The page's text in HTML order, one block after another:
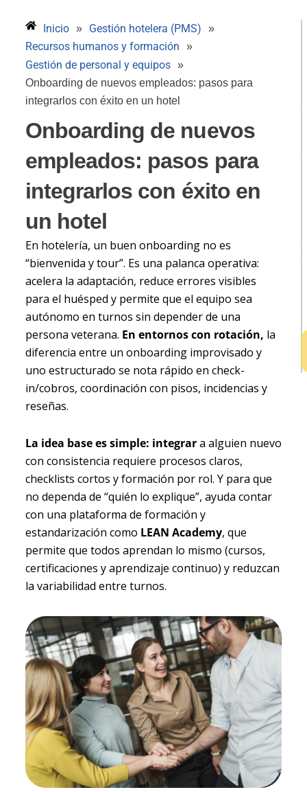
Inicio » Gestión hotelera (PMS) »
Recursos humanos y formación »
Gestión de personal y equipos »
Onboarding de nuevos empleados: pasos para
integrarlos con éxito en un hotel
Onboarding de nuevos
empleados: pasos para
integrarlos con éxito en
un hotel
En hotelería, un buen onboarding no es
“bienvenida y tour”. Es una palanca operativa:
acelera la adaptación, reduce errores visibles
para el huésped y permite que el equipo sea
autónomo en turnos sin depender de una
persona veterana. En entornos con rotación, la
diferencia entre un onboarding improvisado y
uno estructurado se nota rápido en check-
in/cobros, coordinación con pisos, incidencias y
reseñas.
La idea base es simple: integrara alguien nuevo
con consistencia requiere procesos claros,
checklists cortos y formación por rol. Y para que
no dependa de “quién lo explique”, ayuda contar
con una plataforma de formación y
estandarización como LEAN Academy, que
permite que todos aprendan lo mismo (cursos,
certificaciones y aprendizaje continuo) y reduzcan
la variabilidad entre turnos.